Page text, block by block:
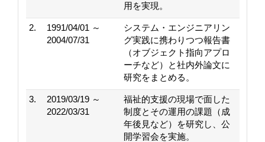
用を実現。
2.
1991/04/01 ～
2004/07/31
システム・エンジニアリン
グ実践に携わりつつ報告書
（オブジェクト指向アプロ
ーチなど）と社内外論文に
研究をまとめる。
3.
2019/03/19 ～
2022/03/31
福祉的支援の現場で面した
制度とその運用の課題（成
年後見など）を研究し、公
開学習会を実施。